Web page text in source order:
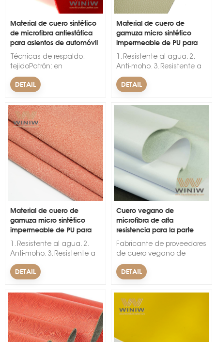
Material de cuero sintético
de microfibra antiestática
para asientos de automóvil
Técnicas de respaldo:
tejidoPatrón: en
relieveEspesor: 1,2
mmAncho: 52-54
63 pulgadas)Lugar de
origen: Fujian,
ChinaNombre de la marca:
WINIWMOQ: 500
metros&nbsp;
DETAIL
Material de cuero de
gamuza micro sintético
impermeable de PU para
automóviles
1. Resistente al agua. 2.
Anti-moho. 3. Resistente a
las arrugas. &nbsp; &nbsp;
DETAIL
Material de cuero de
gamuza micro sintético
impermeable de PU para
automóviles
1. Resistente al agua. 2.
Anti-moho. 3. Resistente a
las arrugas. &nbsp; &nbsp;
DETAIL
Cuero vegano de
microfibra de alta
resistencia para la parte
superior de los zapatos
Fabricante de proveedores
de cuero vegano de
microfibra de alta
resistencia en China.El
es el cuero vegano de la
mejor calidad, resistente a
la tracción y al desgarro,
DETAIL